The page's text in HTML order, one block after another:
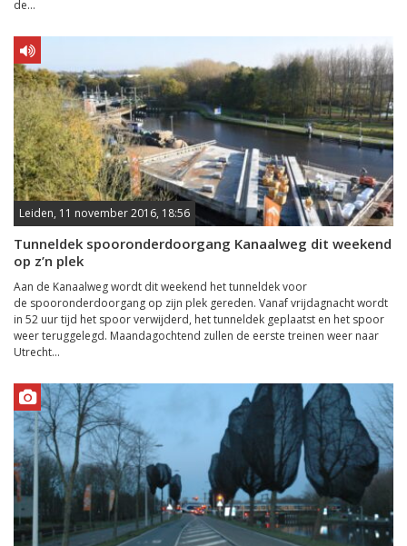
de...
Leiden, 11 november 2016, 18:56
Tunneldek spooronderdoorgang Kanaalweg dit weekend
op z’n plek
Aan de Kanaalweg wordt dit weekend het tunneldek voor
de spooronderdoorgang op zijn plek gereden. Vanaf vrijdagnacht wordt
in 52 uur tijd het spoor verwijderd, het tunneldek geplaatst en het spoor
weer teruggelegd. Maandagochtend zullen de eerste treinen weer naar
Utrecht...